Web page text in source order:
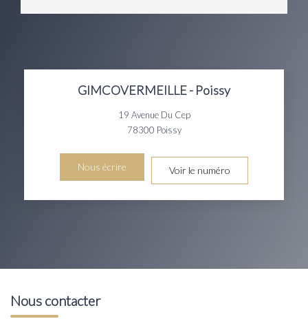
GIMCOVERMEILLE - Poissy
19 Avenue Du Cep
78300 Poissy
Nous écrire Voir le numéro
Nous contacter